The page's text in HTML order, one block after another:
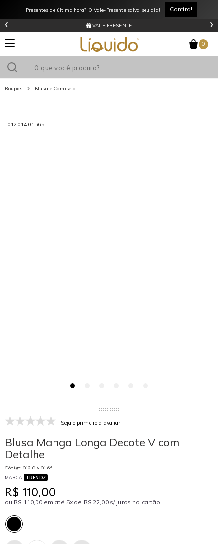
Presentes de última hora? O Vale-Presente salva seu dia! Confira!
VALE PRESENTE
‹ ›
0
Roupas Blusa e Camiseta
012 014 01 665
Seja o primeiro a avaliar
Blusa Manga Longa Decote V com
Detalhe
Código: 012 014 01 665
MARCA: TRENDZ
R$ 110,00
ou R$ 110,00 em até 5x de R$ 22,00 s/ juros no cartão